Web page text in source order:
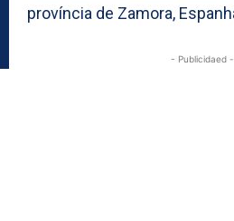
província de Zamora,
- Publicidaed -